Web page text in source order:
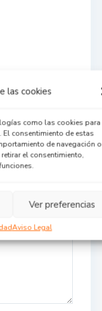
las cookies
como las cookies para
consentimiento de estas
de navegación o
el consentimiento,
Ver preferencias
Aviso Legal